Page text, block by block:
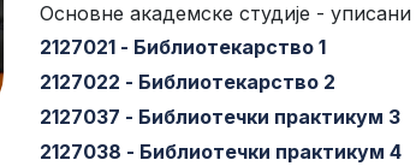
Основне академске студије -
2127021 - Библиотекарство 1
2127022 - Библиотекарство 2
2127037 - Библиотечки практикум 3
2127038 - Библиотечки практикум 4